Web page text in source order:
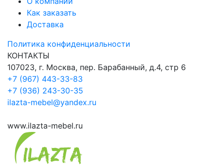
Как заказать
Доставка
Политика конфиденциальности
КОНТАКТЫ
107023, г. Москва, пер. Барабанный, д.4, стр 6
+7 (967) 443-33-83
+7 (936) 243-30-35
ilazta-mebel@yandex.ru
www.ilazta-mebel.ru